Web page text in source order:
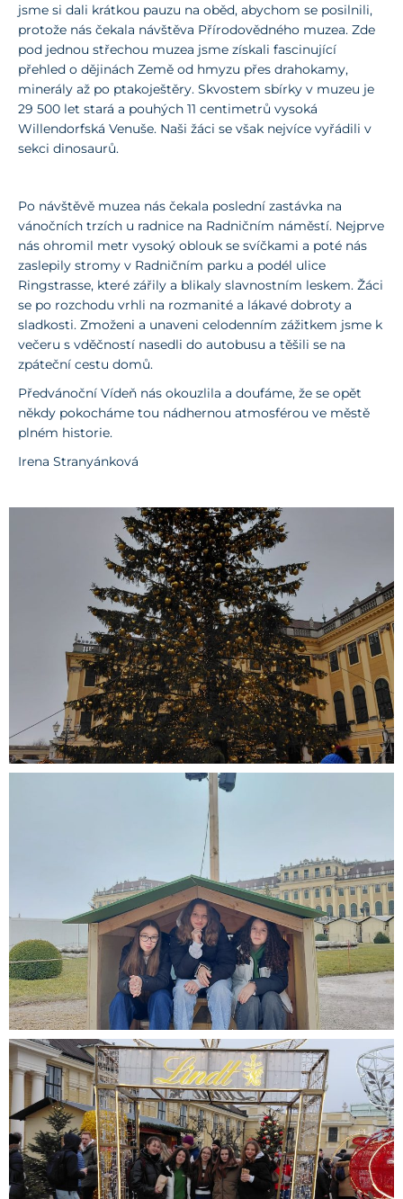
jsme si dali krátkou pauzu na oběd, abychom se posilnili,
protože nás čekala návštěva Přírodovědného muzea. Zde
pod jednou střechou muzea jsme získali fascinující
přehled o dějinách Země od hmyzu přes drahokamy,
minerály až po ptakoještěry. Skvostem sbírky v muzeu je
29 500 let stará a pouhých 11 centimetrů vysoká
Willendorfská Venuše. Naši žáci se však nejvíce vyřádili v
sekci dinosaurů.
Po návštěvě muzea nás čekala poslední zastávka na
vánočních trzích u radnice na Radničním náměstí. Nejprve
nás ohromil metr vysoký oblouk se svíčkami a poté nás
zaslepily stromy v Radničním parku a podél ulice
Ringstrasse, které zářily a blikaly slavnostním leskem. Žáci
se po rozchodu vrhli na rozmanité a lákavé dobroty a
sladkosti. Zmoženi a unaveni celodenním zážitkem jsme k
večeru s vděčností nasedli do autobusu a těšili se na
zpáteční cestu domů.
Předvánoční Vídeň nás okouzlila a doufáme, že se opět
někdy pokocháme tou nádhernou atmosférou ve městě
plném historie.
Irena Stranyánková